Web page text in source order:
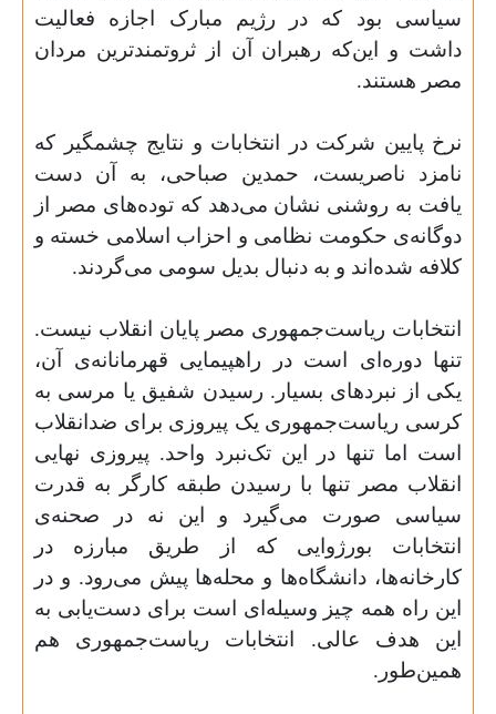
سیاسی بود که در رژیم مبارک اجازه فعالیت
داشت و این‌که رهبران آن از ثروتمندترین مردان
مصر هستند.
نرخ پایین شرکت در انتخابات و نتایج چشمگیر که
نامزد ناصریست، حمدین صباحی، به آن دست
یافت به روشنی نشان می‌دهد که توده‌های مصر از
دوگانه‌ی حکومت نظامی و احزاب اسلامی خسته و
کلافه شده‌اند و به دنبال بدیل سومی می‌گردند.
انتخابات ریاست‌جمهوری مصر پایان انقلاب نیست.
تنها دوره‌ای است در راهپیمایی قهرمانانه‌ی آن،
یکی از نبردهای بسیار. رسیدن شفیق یا مرسی به
کرسی ریاست‌جمهوری یک پیروزی برای ضدانقلاب
است اما تنها در این تک‌نبرد واحد. پیروزی نهایی
انقلاب مصر تنها با رسیدن طبقه کارگر به قدرت
سیاسی صورت می‌گیرد و این نه در صحنه‌ی
انتخابات بورژوایی که از طریق مبارزه در
کارخانه‌ها، دانشگاه‌ها و محله‌ها پیش می‌رود. و در
این راه همه چیز وسیله‌ای است برای دست‌یابی به
این هدف عالی. انتخابات ریاست‌جمهوری هم
همین‌طور .